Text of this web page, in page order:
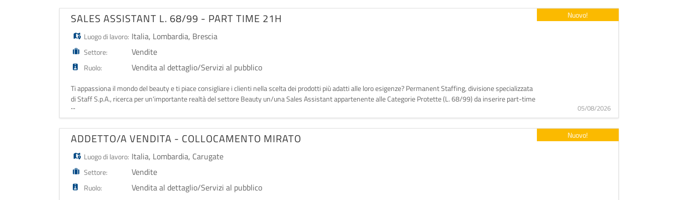
SALES ASSISTANT L. 68/99 - PART TIME 21H
Luogo di lavoro: Italia, Lombardia, Brescia
Settore: Vendite
Ruolo: Vendita al dettaglio/Servizi al pubblico
Ti appassiona il mondo del beauty e ti piace consigliare i clienti nella scelta dei prodotti più adatti alle loro esigenze? Permanent Staffing, divisione specializzata
di Staff S.p.A., ricerca per un'importante realtà del settore Beauty un/una Sales Assistant appartenente alle Categorie Protette (L. 68/99) da inserire part-time
nel loro punto vend
...
Nuovo!
05/08/2026
ADDETTO/A VENDITA - COLLOCAMENTO MIRATO
Luogo di lavoro: Italia, Lombardia, Carugate
Settore: Vendite
Ruolo: Vendita al dettaglio/Servizi al pubblico
Nuovo!